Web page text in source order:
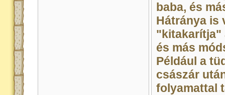
baba, és
Hátránya is
"kitakarítja"
és más
Például a
császár
folyamattal